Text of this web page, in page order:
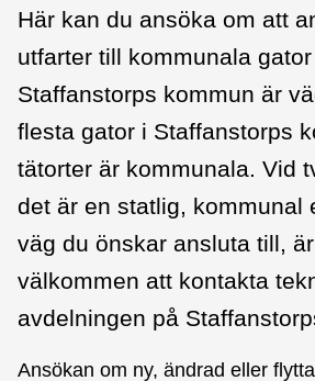
Här kan du ansöka om att
utfarter till kommunala
Staffanstorps kommun är
flesta gator i Staffanstorps
tätorter är kommunala. Vid
det är en statlig, kommunal
väg du önskar ansluta till,
välkommen att kontakta
avdelningen på
Ansökan om ny, ändrad eller